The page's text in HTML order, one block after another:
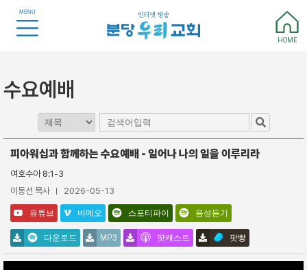
MENU
HOME
수요예배
피아워십과 함께하는 수요예배 - 일어나 나의 일을 이루리라
여호수아 8:1-3
이동선 목사
2026-05-13
유튜브 비메오 스포티파이 음성듣기
다운로드 MP3 팟캐스트 팟빵